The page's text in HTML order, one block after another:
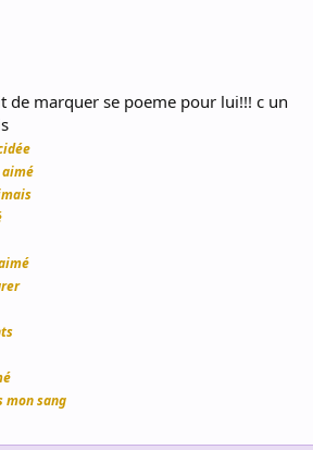
de marquer se poeme pour lui!!! c un
aimé
mon sang